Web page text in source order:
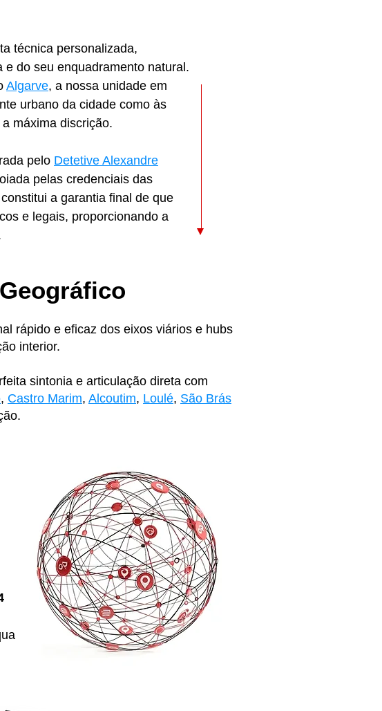
técnica personalizada,
do seu enquadramento natural.
Algarve, a nossa unidade em
urbano da cidade como às
máxima discrição.
pelo Detetive Alexandre
pelas credenciais das
a garantia final de que
e legais, proporcionando a
rápido e eficaz dos eixos viários e hubs
interior.
sintonia e articulação direta com
, Castro Marim, Alcoutim, Loulé, São Brás